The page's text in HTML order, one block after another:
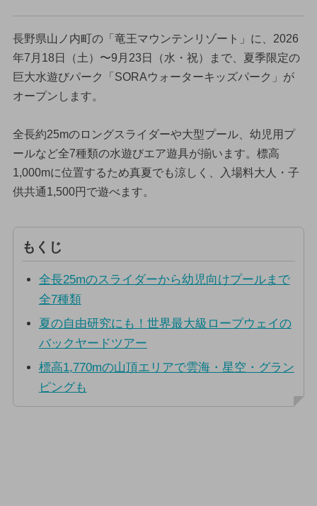
長野県山ノ内町の「竜王マウンテンリゾート」に、2026
年7月18日（土）〜9月23日（水・祝）まで、夏季限定の
巨大水遊びパーク「SORAウォーターキッズパーク」が
オープンします。
全長約25mのロングスライダーや大型プール、幼児用プ
ールなど全7種類の水遊びエア遊具が揃います。標高
1,000mに位置するため真夏でも涼しく、入場料大人・子
供共通1,500円で遊べます。
もくじ
全長25mのスライダーから幼児向けプールまで
全7種類
夏の自由研究にも！世界最大級ロープウェイの
バックヤードツアー
標高1,770mの山頂エリアで雲海・星空・グラン
ピングも